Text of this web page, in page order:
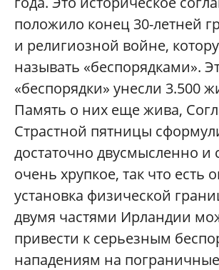
положило конец 30-летней
и религиозной войне,
называть «беспорядками».
«беспорядки» унесли 3.500
Память о них еще жива,
Страстной пятницы
достаточно двусмысленно и
очень хрупкое, так что есть
установка физической
двумя частями Ирландии
привести к серьезным
нападениям на